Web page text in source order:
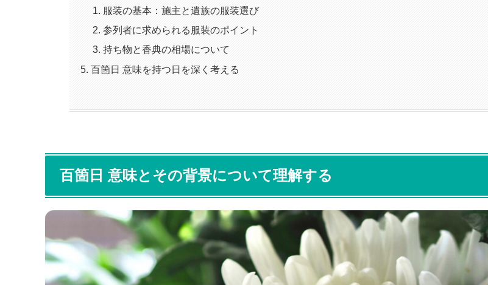
服装の基本：施主と遺族の服装選び
参列者に求められる服装のポイント
持ち物と香典の相場について
百箇日 意味を持つ日を深く考える
百箇日 意味とその背景について理解する